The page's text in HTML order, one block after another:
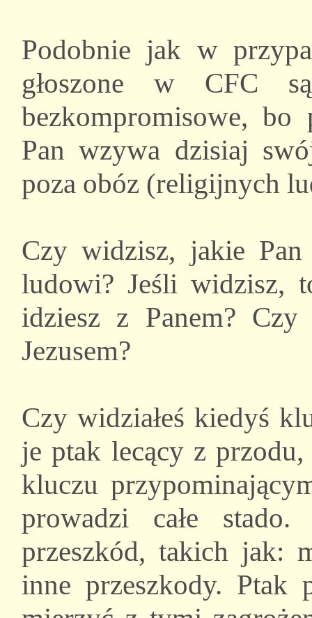
Podobnie jak w
głoszone w CFC
bezkompromisowe, bo
Pan wzywa dzisiaj
poza obóz (religijnych
Czy widzisz, jakie
ludowi? Jeśli widzisz,
idziesz z Panem? Czy
Jezusem?
Czy widziałeś kiedyś
je ptak lecący z przodu,
kluczu
prowadzi całe
przeszkód, takich jak:
inne przeszkody. Ptak